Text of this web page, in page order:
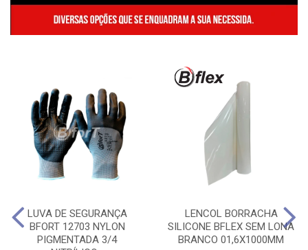
LUVA DE SEGURANÇA
BFORT 12703 NYLON
PIGMENTADA 3/4
LENCOL BORRACHA
SILICONE BFLEX SEM LONA
BRANCO 01,6X1000MM